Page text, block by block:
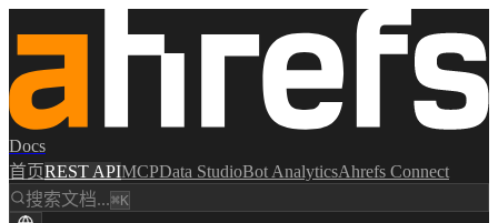
Docs
首页REST APIMCPData StudioBot AnalyticsAhrefs Connect
搜索文档...⌘K